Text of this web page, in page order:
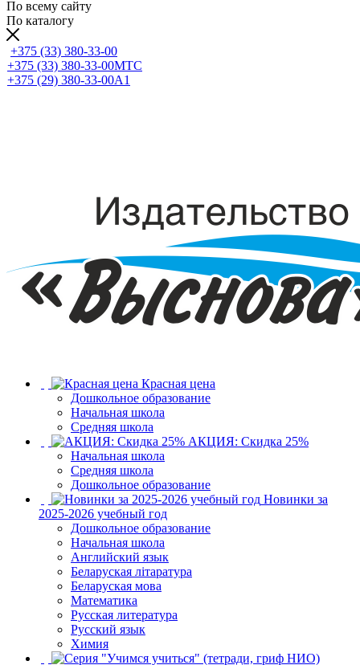
По всему сайту
По каталогу
+375 (33) 380-33-00
+375 (33) 380-33-00МТС
+375 (29) 380-33-00А1
Красная цена
Дошкольное образование
Начальная школа
Средняя школа
АКЦИЯ: Скидка 25%
Начальная школа
Средняя школа
Дошкольное образование
Новинки за
2025-2026 учебный год
Дошкольное образование
Начальная школа
Английский язык
Беларуская літаратура
Беларуская мова
Математика
Русская литература
Русский язык
Химия